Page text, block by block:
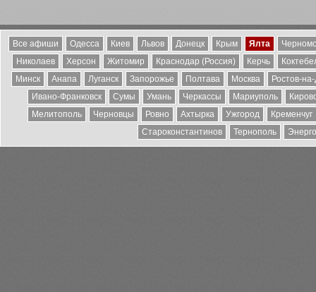
Все афиши Одесса Киев Львов Донецк Крым Ялта
Николаев
Херсон Житомир Краснодар (Россия) Керчь
Минск
Анапа Луганск Запорожье Полтава Москва
Ростов-
Ивано-Франковск
Сумы Умань Черкассы Мариуполь
Мелитополь
Черновцы Ровно Ахтырка Ужгород
Кременчуг
Староконстантинов
Тернополь